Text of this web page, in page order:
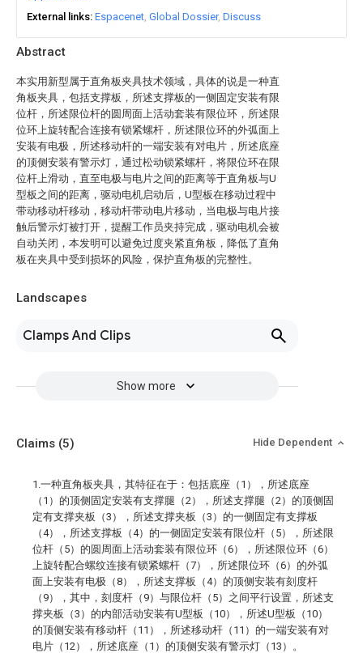
Abstract
本实用新型属于直角板夹具技术领域，具体的说是一种直
角板夹具，包括支撑板，所述支撑板的一侧固定安装有限
位杆，所述限位杆的圆周面上活动套装有限位环，所述限
位环上旋转配合连接有锁紧螺杆，所述限位环的外弧面上
安装有电极，所述移动杆的一端安装有对电片，所述底座
的顶侧安装有警示灯，通过松动锁紧螺杆，将限位环在限
位杆上滑动，直至电极与电片之间的距离等于直角板与U
型板之间的距离，驱动电机启动后，U型板在移动过程中
带动移动杆移动，移动杆带动电片移动，当电极与电片接
触后警示灯被打开，提醒工作员夹持完成，驱动电机会被
自动关闭，本发明可以避免过度夹紧直角板，降低了直角
板在夹具中受到损坏的风险，保护直角板的完整性。
Landscapes
Clamps And Clips
Show more
External links Espacenet Global Dossier Discuss
Claims (5) Hide Dependent
1.一种直角板夹具，其特征在于：包括底座（1），所述底座
（1）的顶侧固定安装有支撑腿（2），所述支撑腿（2）的顶侧固
定有支撑夹板（3），所述支撑夹板（3）的一侧固定有支撑板
（4），所述支撑板（4）的一侧固定安装有限位杆（5），所述限
位杆（5）的圆周面上活动套装有限位环（6），所述限位环（6）
上旋转配合螺纹连接有锁紧螺杆（7），所述限位环（6）的外弧
面上安装有电极（8），所述支撑板（4）的顶侧安装有刻度杆
（9），其中，刻度杆（9）与限位杆（5）之间平行设置，所述支
撑夹板（3）的内部活动安装有U型板（10），所述U型板（10）
的顶侧安装有移动杆（11），所述移动杆（11）的一端安装有对
电片（12），所述底座（1）的顶侧安装有警示灯（13）。